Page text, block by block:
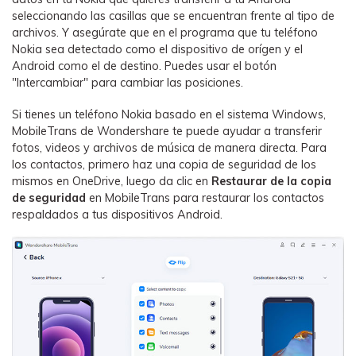
seleccionando las casillas que se encuentran frente al tipo de
archivos. Y asegúrate que en el programa que tu teléfono
Nokia sea detectado como el dispositivo de orígen y el
Android como el de destino. Puedes usar el botón
"Intercambiar" para cambiar las posiciones.
Si tienes un teléfono Nokia basado en el sistema Windows,
MobileTrans de Wondershare te puede ayudar a transferir
fotos, videos y archivos de música de manera directa. Para
los contactos, primero haz una copia de seguridad de los
mismos en OneDrive, luego da clic en Restaurar de la copia
de seguridad en MobileTrans para restaurar los contactos
respaldados a tus dispositivos Android.